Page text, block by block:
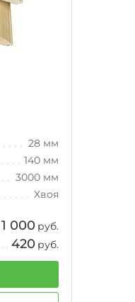
28 мм
140 мм
3000 мм
Хвоя
1 000 руб.
420 руб.